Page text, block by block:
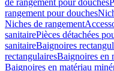
de rangement pour douches
rangement pour douches
Niches de rangement
sanitairePièces détachées
sanitaireBaignoires
rectangulairesBaignoires en
Baignoires en matériau